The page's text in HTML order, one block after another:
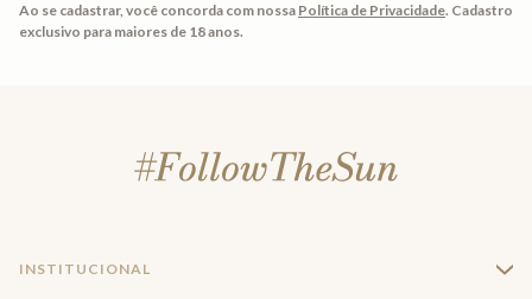
Ao se cadastrar, você concorda com nossa Política de Privacidade. Cadastro
exclusivo para maiores de 18 anos.
INSTITUCIONAL +